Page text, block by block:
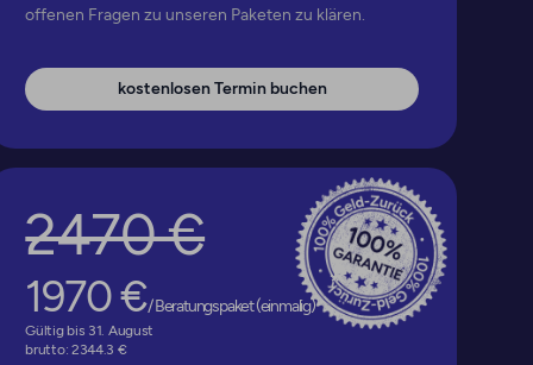
offenen Fragen zu unseren Paketen zu klären.
kostenlosen Termin buchen
2470 €
1970 €/ Beratungspaket (einmalig)
*
Gültig bis 31. August
brutto: 2344.3 €